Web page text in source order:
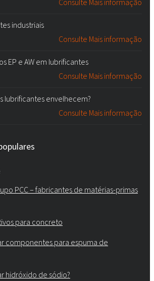
Consulte Mais informação
industriais
Consulte Mais informação
EP e AW em lubrificantes
Consulte Mais informação
lubrificantes envelhecem?
Consulte Mais informação
PCC – fabricantes de matérias-primas
para concreto
componentes para espuma de
hidróxido de sódio?